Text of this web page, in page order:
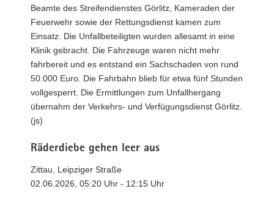
Beamte des Streifendienstes Görlitz, Kameraden der
Feuerwehr sowie der Rettungsdienst kamen zum
Einsatz. Die Unfallbeteiligten wurden allesamt in eine
Klinik gebracht. Die Fahrzeuge waren nicht mehr
fahrbereit und es entstand ein Sachschaden von rund
50.000 Euro. Die Fahrbahn blieb für etwa fünf Stunden
vollgesperrt. Die Ermittlungen zum Unfallhergang
übernahm der Verkehrs- und Verfügungsdienst Görlitz.
(js)
Räderdiebe gehen leer aus
Zittau, Leipziger Straße
02.06.2026, 05:20 Uhr - 12:15 Uhr